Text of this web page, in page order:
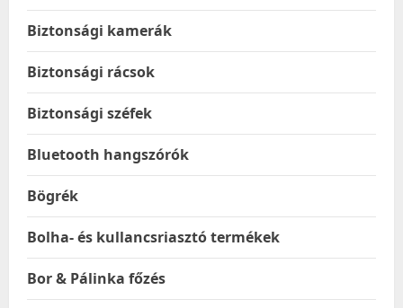
Biztonsági kamerák
Biztonsági rácsok
Biztonsági széfek
Bluetooth hangszórók
Bögrék
Bolha- és kullancsriasztó termékek
Bor & Pálinka főzés